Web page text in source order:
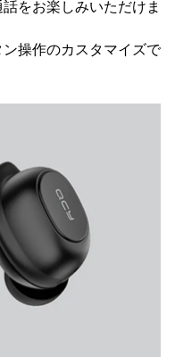
をお楽しみいただけま
操作のカスタマイズで